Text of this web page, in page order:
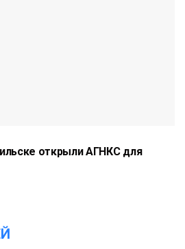
открыли АГНКС для